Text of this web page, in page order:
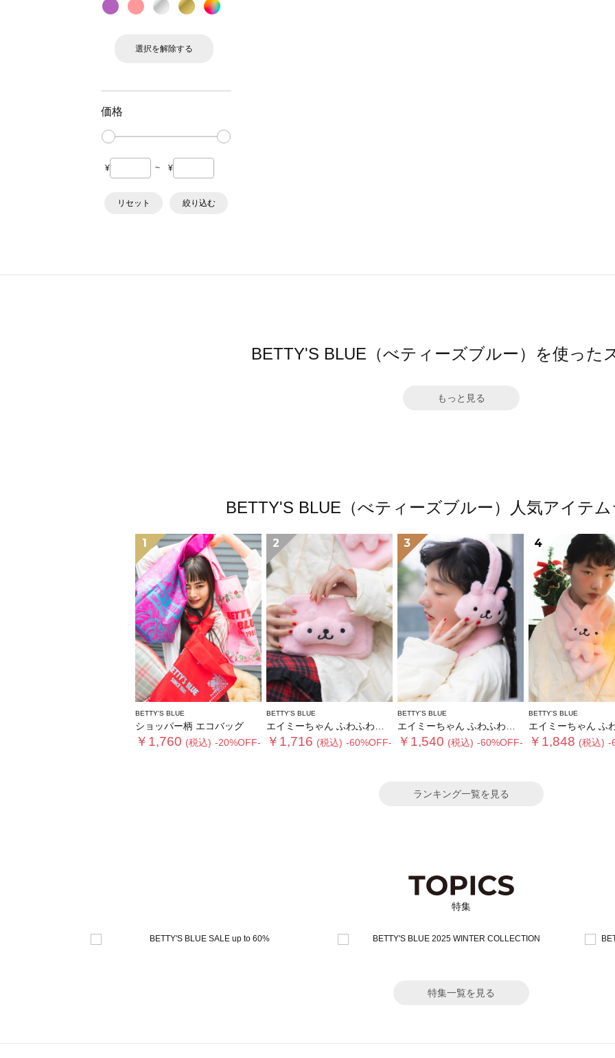
選択を解除する
価格
¥ ~ ¥
リセット 絞り込む
BETTY'S BLUE（べティーズブルー）を使った
もっと見る
BETTY'S BLUE（べティーズブルー）人気アイテ
1
BETTY'S BLUE
ショッパー柄 エコバッグ
￥1,760 (税込) -20%OFF-
2
BETTY'S BLUE
エイミーちゃん ふわふわショルダーバッグ
￥1,716 (税込) -60%OFF-
3
BETTY'S BLUE
エイミーちゃん ふわふわイヤーマフ
￥1,540 (税込) -60%OFF-
4
BETTY'S BLUE
エイミーちゃん ふわふわテ
￥1,848 (税込) -
ランキング一覧を見る
特集
特集一覧を見る